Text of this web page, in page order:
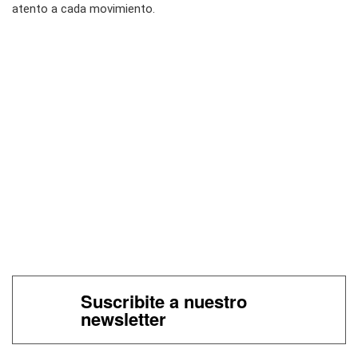
atento a cada movimiento.
Suscribite a nuestro
newsletter